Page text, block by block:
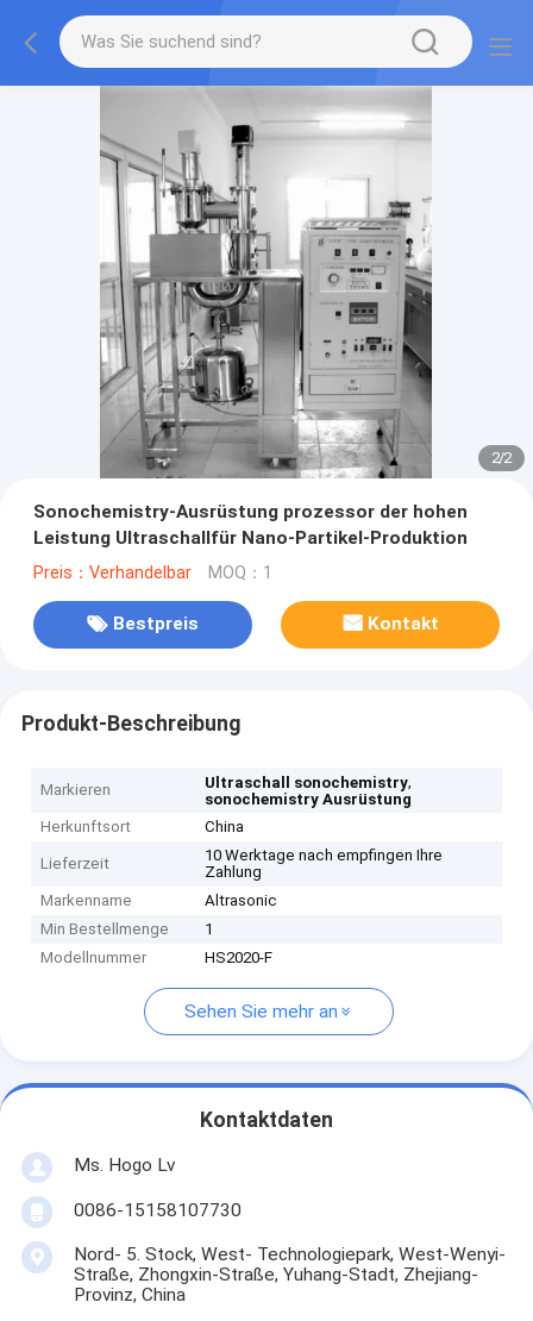
2/2
Sonochemistry-Ausrüstung prozessor der hohen
Leistung Ultraschallfür Nano-Partikel-Produktion
Preis：Verhandelbar MOQ：1
Bestpreis Kontakt
Produkt-Beschreibung
Markieren Ultraschall sonochemistry,
sonochemistry Ausrüstung
Herkunftsort
China
Lieferzeit
10 Werktage nach empfingen Ihre
Zahlung
Markenname
Altrasonic
Min Bestellmenge
1
Modellnummer
HS2020-F
Sehen Sie mehr an
Kontaktdaten
Ms. Hogo Lv
0086-15158107730
Nord- 5. Stock, West- Technologiepark, West-Wenyi-
Straße, Zhongxin-Straße, Yuhang-Stadt, Zhejiang-
Provinz, China